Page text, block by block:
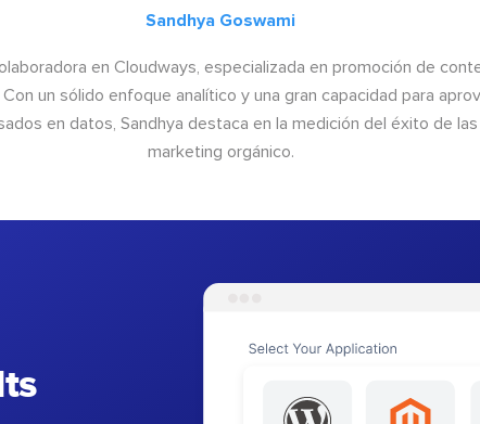
Sandhya Goswami
en Cloudways, especializada en promoción de
un sólido enfoque analítico y una gran capacidad para
en datos, Sandhya destaca en la medición del éxito de
marketing orgánico.